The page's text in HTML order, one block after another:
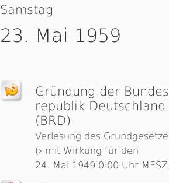
Samstag
23. Mai 1959
Gründung der
re­pu­b­lik Deutsch­land
(BRD)
Verlesung des
(› mit Wirkung für den
24. Mai 1949 0:00 Uhr